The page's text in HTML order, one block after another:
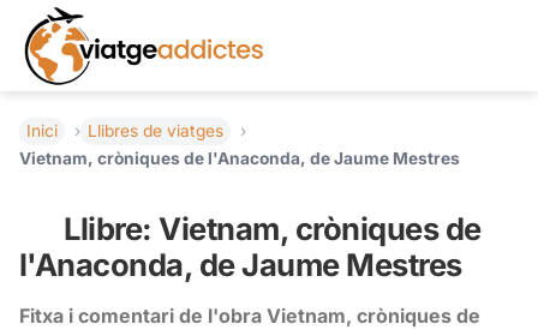
Inici
Llibres de viatges
Vietnam, cròniques de l'Anaconda, de Jaume Mestres
Llibre: Vietnam, cròniques de
l'Anaconda, de Jaume Mestres
Fitxa i comentari de l'obra Vietnam, cròniques de